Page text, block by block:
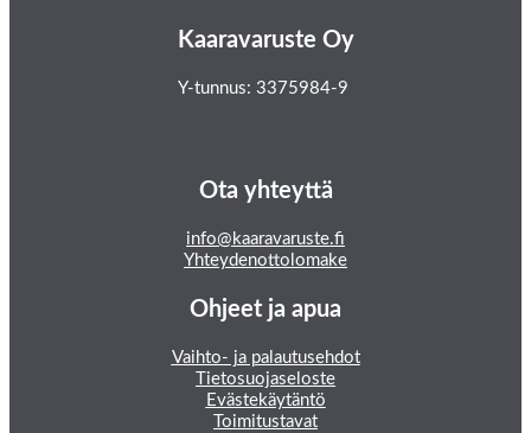
Kaaravaruste Oy
Y-tunnus: 3375984-9
Ota yhteyttä
info@kaaravaruste.fi
Yhteydenottolomake
Ohjeet ja apua
Vaihto- ja palautusehdot
Tietosuojaseloste
Evästekäytäntö
Toimitustavat